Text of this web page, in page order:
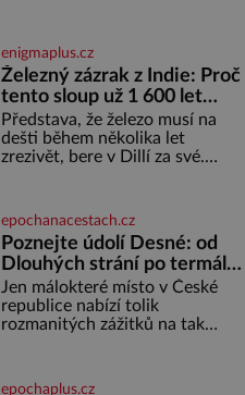
ani ne třetinovém množství, než
je pro většinu populace běžné.
Její základní složky– sodík a
chlór – jsou zásadní pro
správné hospodaření
enigmaplus.cz
Železný zázrak z Indie: Proč
tento sloup už 1 600 let
nezná rez?
Představa, že železo musí na
dešti během několika let
zrezivět, bere v Dillí za své.
železný sloup, který už přibližně
1 600 let odolává počasí
epochanacestach.cz
Poznejte údolí Desné: od
Dlouhých strání po termální
prameny
Jen málokteré místo v České
republice nabízí tolik
rozmanitých zážitků na tak
jediného dne můžete
epochaplus.cz